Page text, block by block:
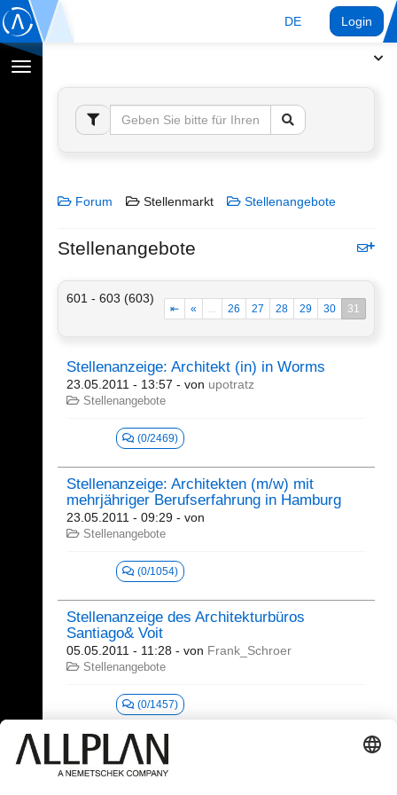
DE Login
Navigation
umschalten
Forum Stellenmarkt Stellenangebote
Stellenangebote
601 - 603 (603)
⇤ « ... 26 27 28 29 30 31
Stellenanzeige: Architekt (in) in Worms
23.05.2011 - 13:57 - von upotratz
Stellenangebote
(0/2469)
Stellenanzeige: Architekten (m/w) mit
mehrjähriger Berufserfahrung in Hamburg
23.05.2011 - 09:29 - von
Stellenangebote
(0/1054)
Stellenanzeige des Architekturbüros
Santiago& Voit
05.05.2011 - 11:28 - von Frank_Schroer
Stellenangebote
(0/1457)
601 - 603 (603)